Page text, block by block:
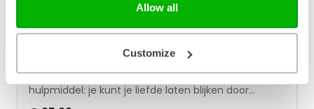
Allow all
Customize
Hoe laat je je partner zien dat je van hem of haar
houdt? De vijf liefdestalen zijn daarvoor een
hulpmiddel: je kunt je liefde laten blijken door